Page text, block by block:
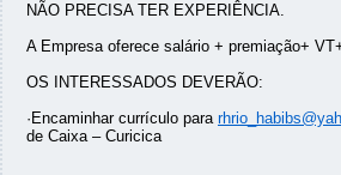
NÃO PRECISA TER EXPERIÊNCIA.
A Empresa oferece salário + premiação+
OS INTERESSADOS DEVERÃO:
·Encaminhar currículo para
de Caixa – Curicica